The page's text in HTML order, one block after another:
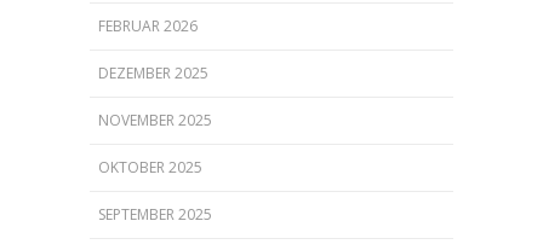
FEBRUAR 2026
DEZEMBER 2025
NOVEMBER 2025
OKTOBER 2025
SEPTEMBER 2025